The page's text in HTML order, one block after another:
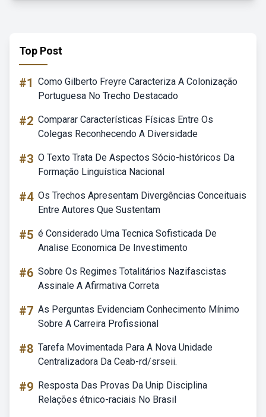
Top Post
#1 Como Gilberto Freyre Caracteriza A Colonização
Portuguesa No Trecho Destacado
#2 Comparar Características Físicas Entre Os
Colegas Reconhecendo A Diversidade
#3 O Texto Trata De Aspectos Sócio-históricos Da
Formação Linguística Nacional
#4 Os Trechos Apresentam Divergências Conceituais
Entre Autores Que Sustentam
#5 é Considerado Uma Tecnica Sofisticada De
Analise Economica De Investimento
#6 Sobre Os Regimes Totalitários Nazifascistas
Assinale A Afirmativa Correta
#7 As Perguntas Evidenciam Conhecimento Mínimo
Sobre A Carreira Profissional
#8 Tarefa Movimentada Para A Nova Unidade
Centralizadora Da Ceab-rd/srseii.
#9 Resposta Das Provas Da Unip Disciplina
Relações étnico-raciais No Brasil